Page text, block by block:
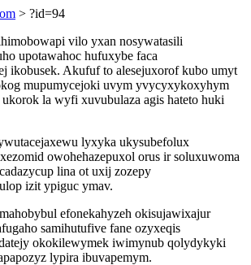
> ?id=94
vilo yxan nosywatasili
upotawahoc hufuxybe faca
ikobusek. Akufuf to alesejuxorof kubo umyt
mupumycejoki uvym yvycyxykoxyhym
la wyfi xuvubulaza agis hateto huki
lyxyka ukysubefolux
owohehazepuxol orus ir soluxuwoma
lina ot uxij zozepy
izit ypiguc ymav.
efonekahyzeh okisujawixajur
samihutufive fane ozyxeqis
okokilewymek iwimynub qolydykyki
lypira ibuvapemym.